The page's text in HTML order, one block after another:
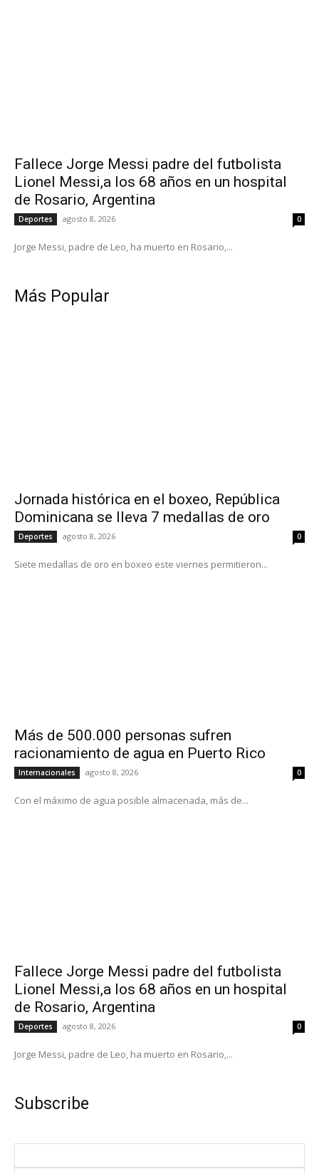
Fallece Jorge Messi padre del futbolista
Lionel Messi,a los 68 años en un hospital
de Rosario, Argentina
Deportes agosto 8, 2026 0
Jorge Messi, padre de Leo, ha muerto en Rosario,...
Más Popular
Jornada histórica en el boxeo, República
Dominicana se lleva 7 medallas de oro
Deportes agosto 8, 2026 0
Siete medallas de oro en boxeo este viernes permitieron...
Más de 500.000 personas sufren
racionamiento de agua en Puerto Rico
Internacionales agosto 8, 2026 0
Con el máximo de agua posible almacenada, más de...
Fallece Jorge Messi padre del futbolista
Lionel Messi,a los 68 años en un hospital
de Rosario, Argentina
Deportes agosto 8, 2026 0
Jorge Messi, padre de Leo, ha muerto en Rosario,...
Subscribe